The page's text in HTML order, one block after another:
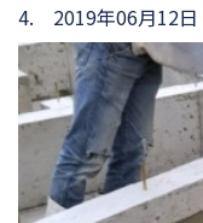
4. 2019年06月12日